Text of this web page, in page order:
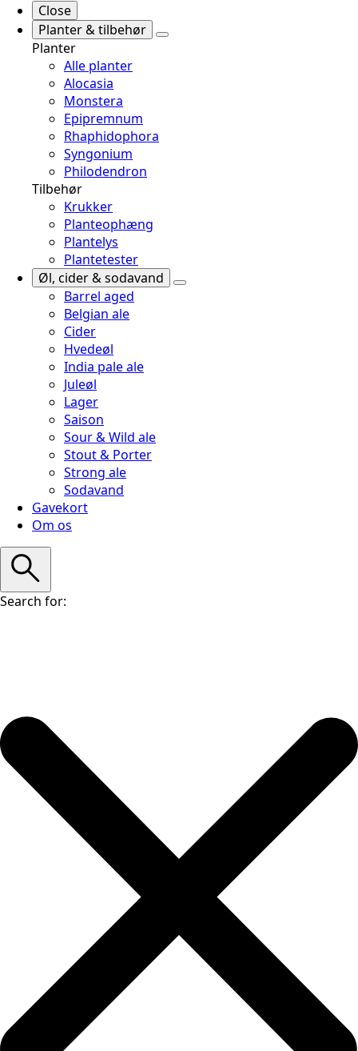
Close
Planter & tilbehør
Planter
Alle planter
Alocasia
Monstera
Epipremnum
Rhaphidophora
Syngonium
Philodendron
Tilbehør
Krukker
Planteophæng
Plantelys
Plantetester
Øl, cider & sodavand
Barrel aged
Belgian ale
Cider
Hvedeøl
India pale ale
Juleøl
Lager
Saison
Sour & Wild ale
Stout & Porter
Strong ale
Sodavand
Gavekort
Om os
Search for: